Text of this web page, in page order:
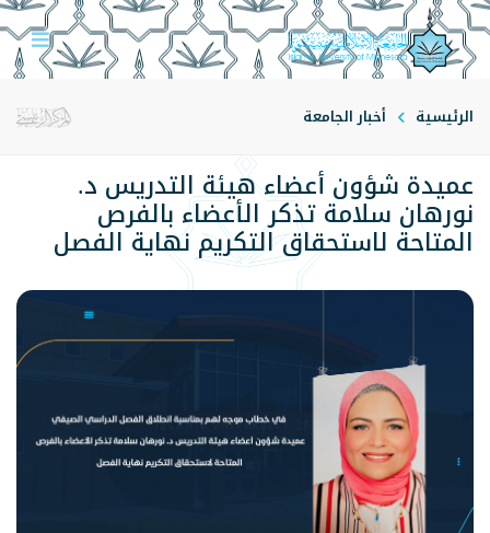
الرئيسية أخبار الجامعة
عميدة شؤون أعضاء هيئة التدريس د.
نورهان سلامة تذكر الأعضاء بالفرص
المتاحة لاستحقاق التكريم نهاية الفصل